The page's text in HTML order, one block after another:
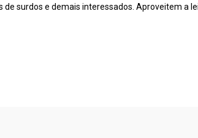
surdos e demais interessados. Aproveitem a